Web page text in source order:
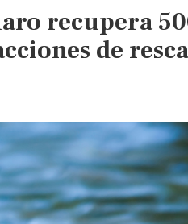
recupera
de